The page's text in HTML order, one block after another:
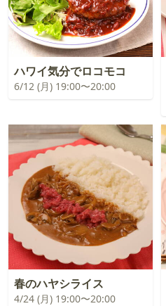
ハワイ気分でロコモコ
6/12 (月) 19:00〜20:00
春のハヤシライス
4/24 (月) 19:00〜20:00